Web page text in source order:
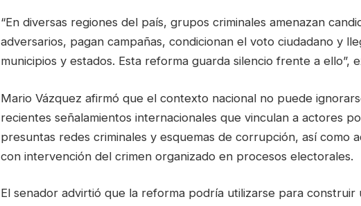
“En diversas regiones del país, grupos criminales amenazan
adversarios, pagan campañas, condicionan el voto ciudadano y
municipios y estados. Esta reforma guarda silencio frente a ello”,
Mario Vázquez afirmó que el contexto nacional no puede
recientes señalamientos internacionales que vinculan a actores
presuntas redes criminales y esquemas de corrupción, así como
con intervención del crimen organizado en procesos electorales.
El senador advirtió que la reforma podría utilizarse para